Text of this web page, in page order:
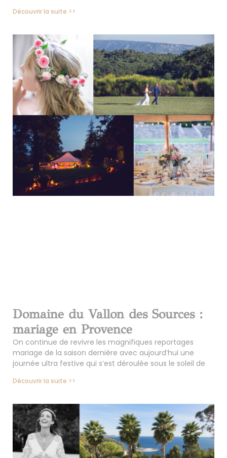
Découvrir la suite >>
Domaine du Vallon des Sources :
mariage en Provence
On continue de revivre les magnifiques reportages
mariage de la saison dernière avec aujourd’hui une
journée ultra festive qui s’est déroulée sous le soleil de
Découvrir la suite >>